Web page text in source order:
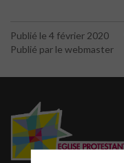
Publié le 4 février 2020
Publié par le webmaster